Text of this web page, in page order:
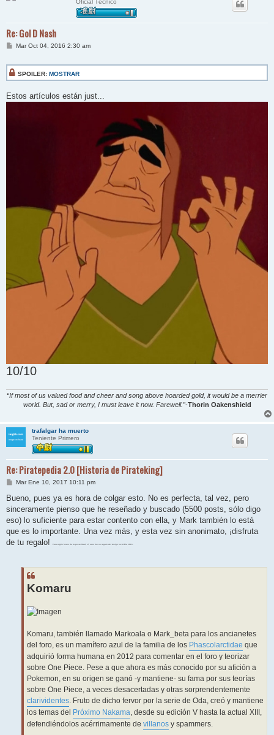
Oficial Técnico
Re: Gol D Nash
M
s
a
j
Mar Oct 04, 2016 2:30 am
SPOILER: MOSTRAR
Estos artículos están just...
10/10
“If most of us valued food and cheer and song above hoarded gold, it would be a merrier
world. But, sad or merry, I must leave it now. Farewell.”-Thorin Oakenshield
trafalgar ha muerto
Teniente Primero
Re: Piratepedia 2.0 [Historia de Pirateking]
M
n
a
j
Mar Ene 10, 2017 10:11 pm
Bueno, pues ya es hora de colgar esto. No es perfecta, tal vez, pero
sinceramente pienso que he reseñado y buscado (5500 posts, sólo digo
eso) lo suficiente para estar contento con ella, y Mark también lo está
que es lo importante. Una vez más, y esta vez sin anonimato, ¡disfruta
de tu regalo!
Para algún forero de la posteridad, sí, esto fue un regalo del Amigo Invisible 2016.
Komaru
Komaru, también llamado Markoala o Mark_beta para los ancianetes
del foro, es un mamífero azul de la familia de los Phascolarctidae que
adquirió forma humana en 2012 para comentar en el foro y teorizar
sobre One Piece. Pese a que ahora es más conocido por su afición a
Pokemon, en su origen se ganó -y mantiene- su fama por sus teorías
sobre One Piece, a veces desacertadas y otras sorprendentemente
clarividentes. Fruto de dicho fervor por la serie de Oda, creó y mantiene
los temas del
Próximo Nakama, desde su edición V hasta la actual XIII,
defendiéndolos acérrimamente de villanos y spammers.